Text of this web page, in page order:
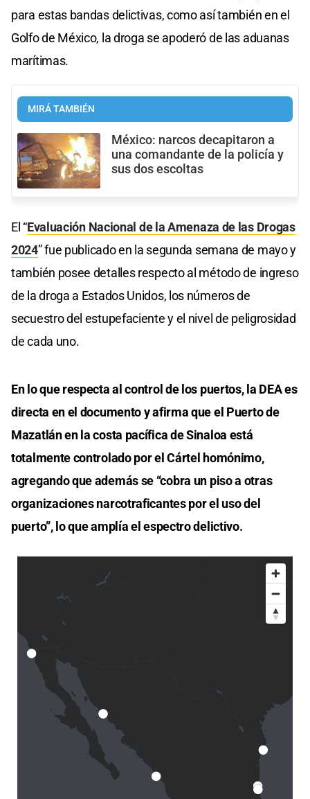
para estas bandas delictivas, como así también en el
Golfo de México, la droga se apoderó de las aduanas
marítimas.
MIRÁ TAMBIÉN
México: narcos decapitaron a
una comandante de la policía y
sus dos escoltas
El “Evaluación Nacional de la Amenaza de las Drogas
2024” fue publicado en la segunda semana de mayo y
también posee detalles respecto al método de ingreso
de la droga a Estados Unidos, los números de
secuestro del estupefaciente y el nivel de peligrosidad
de cada uno.
En lo que respecta al control de los puertos, la DEA es
directa en el documento y afirma que el Puerto de
Mazatlán en la costa pacífica de Sinaloa está
totalmente controlado por el Cártel homónimo,
agregando que además se “cobra un piso a otras
organizaciones narcotraficantes por el uso del
puerto”, lo que amplía el espectro delictivo.